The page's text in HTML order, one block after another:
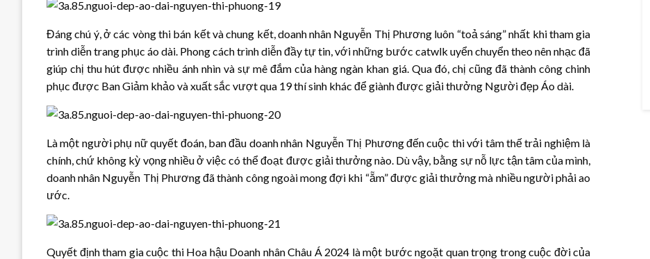
Đáng chú ý, ở các vòng thi bán kết và chung kết, doanh nhân Nguyễn Thị Phương luôn “toả sáng” nhất khi tham gia
trình diễn trang phục áo dài. Phong cách trình diễn đầy tự tin, với những bước catwlk uyển chuyển theo nên nhạc đã
giúp chị thu hút được nhiều ánh nhìn và sự mê đắm của hàng ngàn khan giá. Qua đó, chị cũng đã thành công chinh
phục được Ban Giảm khảo và xuất sắc vượt qua 19 thí sinh khác để giành được giải thưởng Người đẹp Áo dài.
Là một người phụ nữ quyết đoán, ban đầu doanh nhân Nguyễn Thị Phương đến cuộc thi với tâm thế trải nghiệm là
chính, chứ không kỳ vọng nhiều ở việc có thể đoạt được giải thưởng nào. Dù vậy, bằng sự nỗ lực tận tâm của mình,
doanh nhân Nguyễn Thị Phương đã thành công ngoài mong đợi khi “ẵm” được giải thưởng mà nhiều người phải ao
ước.
Quyết định tham gia cuộc thi Hoa hậu Doanh nhân Châu Á 2024 là một bước ngoặt quan trọng trong cuộc đời của